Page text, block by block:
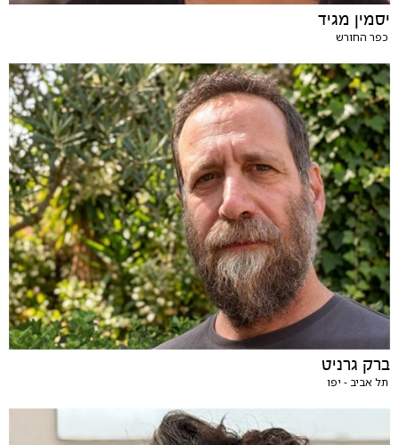
יסמין מגיד
כפר החורש
ברק גרניט
תל אביב - יפו